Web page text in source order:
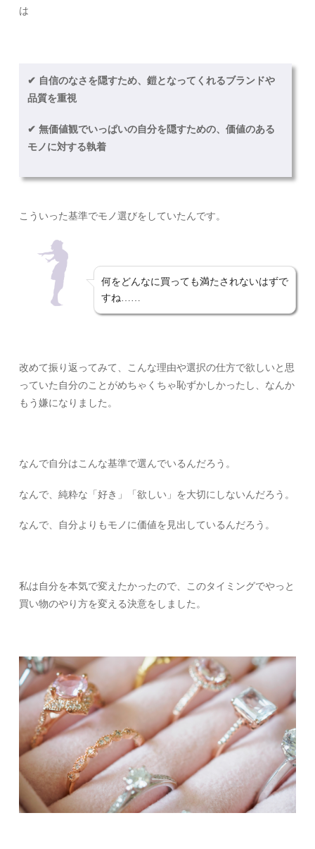
は
✔︎ 自信のなさを隠すため、鎧となってくれるブランドや
品質を重視
✔︎ 無価値観でいっぱいの自分を隠すための、価値のある
モノに対する執着
こういった基準でモノ選びをしていたんです。
何をどんなに買っても満たされないはずで
すね……
改めて振り返ってみて、こんな理由や選択の仕方で欲しいと思
っていた自分のことがめちゃくちゃ恥ずかしかったし、なんか
もう嫌になりました。
なんで自分はこんな基準で選んでいるんだろう。
なんで、純粋な「好き」「欲しい」を大切にしないんだろう。
なんで、自分よりもモノに価値を見出しているんだろう。
私は自分を本気で変えたかったので、このタイミングでやっと
買い物のやり方を変える決意をしました。